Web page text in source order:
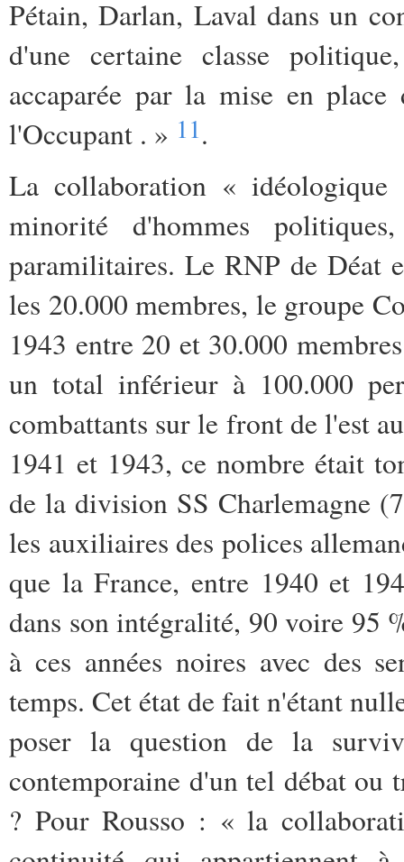
Pétain, Darlan, Laval dans un
d'une certaine classe
accaparée par la mise en
l'Occupant . » 11.
La collaboration «
minorité d'hommes
paramilitaires. Le RNP de Déat
les 20.000 membres, le groupe
1943 entre 20 et 30.000
un total inférieur à 100.000
combattants sur le front de l'est
1941 et 1943, ce nombre était
de la division SS Charlemagne
les auxiliaires des polices
que la France, entre 1940 et
dans son intégralité, 90 voire 95
à ces années noires avec des
temps. Cet état de fait n'étant
poser la question de la
contemporaine d'un tel débat
? Pour Rousso : « la